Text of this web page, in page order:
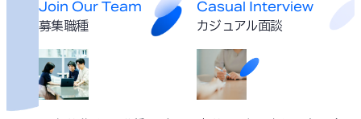
Join Our Team
募集職種
Casual Interview
カジュアル面談